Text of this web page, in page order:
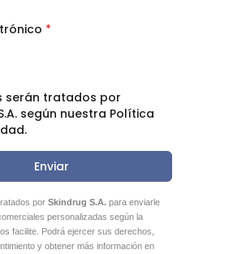
*
serán tratados por
según nuestra Política
Enviar
por Skindrug S.A. para enviarle
personalizadas según la
facilite. Podrá ejercer sus derechos,
y obtener más información en